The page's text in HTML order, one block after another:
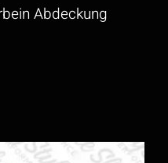
Abdeckung